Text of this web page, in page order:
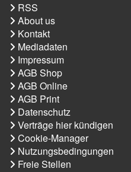
RSS
About us
Kontakt
Mediadaten
Impressum
AGB Shop
AGB Online
AGB Print
Datenschutz
Verträge hier kündigen
Cookie-Manager
Nutzungsbedingungen
Freie Stellen